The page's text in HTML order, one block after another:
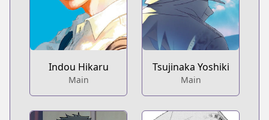
Indou Hikaru
Main
Tsujinaka Yoshiki
Main